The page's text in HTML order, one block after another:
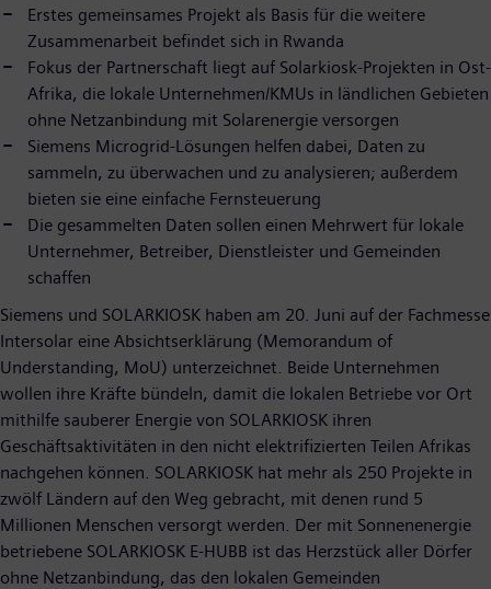
Erstes gemeinsames Projekt als Basis für die weitere
Zusammenarbeit befindet sich in Rwanda
Fokus der Partnerschaft liegt auf Solarkiosk-Projekten in Ost-
Afrika, die lokale Unternehmen/KMUs in ländlichen Gebieten
ohne Netzanbindung mit Solarenergie versorgen
Siemens Microgrid-Lösungen helfen dabei, Daten zu
sammeln, zu überwachen und zu analysieren; außerdem
bieten sie eine einfache Fernsteuerung
Die gesammelten Daten sollen einen Mehrwert für lokale
Unternehmer, Betreiber, Dienstleister und Gemeinden
schaffen
Siemens und SOLARKIOSK haben am 20. Juni auf der Fachmesse
Intersolar eine Absichtserklärung (Memorandum of
Understanding, MoU) unterzeichnet. Beide Unternehmen
wollen ihre Kräfte bündeln, damit die lokalen Betriebe vor Ort
mithilfe sauberer Energie von SOLARKIOSK ihren
Geschäftsaktivitäten in den nicht elektrifizierten Teilen Afrikas
nachgehen können. SOLARKIOSK hat mehr als 250 Projekte in
zwölf Ländern auf den Weg gebracht, mit denen rund 5
Millionen Menschen versorgt werden. Der mit Sonnenenergie
betriebene SOLARKIOSK E-HUBB ist das Herzstück aller Dörfer
ohne Netzanbindung, das den lokalen Gemeinden